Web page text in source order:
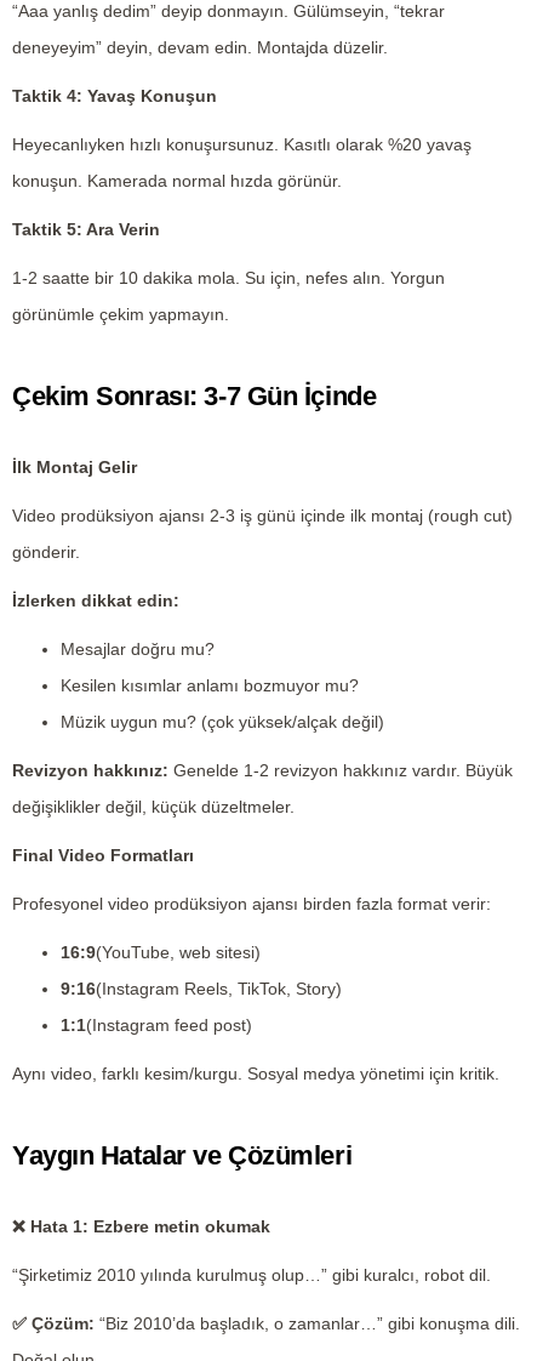
“Aaa yanlış dedim” deyip donmayın. Gülümseyin, “tekrar
deneyeyim” deyin, devam edin. Montajda düzelir.
Taktik 4: Yavaş Konuşun
Heyecanlıyken hızlı konuşursunuz. Kasıtlı olarak %20 yavaş
konuşun. Kamerada normal hızda görünür.
Taktik 5: Ara Verin
1-2 saatte bir 10 dakika mola. Su için, nefes alın. Yorgun
görünümle çekim yapmayın.
Çekim Sonrası: 3-7 Gün İçinde
İlk Montaj Gelir
Video prodüksiyon ajansı 2-3 iş günü içinde ilk montaj (rough cut)
gönderir.
İzlerken dikkat edin:
Mesajlar doğru mu?
Kesilen kısımlar anlamı bozmuyor mu?
Müzik uygun mu? (çok yüksek/alçak değil)
Revizyon hakkınız: Genelde 1-2 revizyon hakkınız vardır. Büyük
değişiklikler değil, küçük düzeltmeler.
Final Video Formatları
Profesyonel video prodüksiyon ajansı birden fazla format verir:
16:9(YouTube, web sitesi)
9:16(Instagram Reels, TikTok, Story)
1:1(Instagram feed post)
Aynı video, farklı kesim/kurgu. Sosyal medya yönetimi için kritik.
Yaygın Hatalar ve Çözümleri
❌ Hata 1: Ezbere metin okumak
“Şirketimiz 2010 yılında kurulmuş olup…” gibi kuralcı, robot dil.
✅ Çözüm: “Biz 2010’da başladık, o zamanlar…” gibi konuşma dili.